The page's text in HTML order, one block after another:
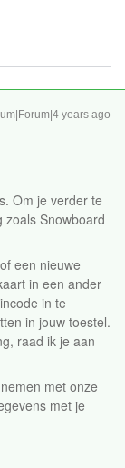
years ago
Om je verder te
zoals Snowboard
een nieuwe
in een ander
in te
in jouw toestel.
raad ik je aan
met onze
met je